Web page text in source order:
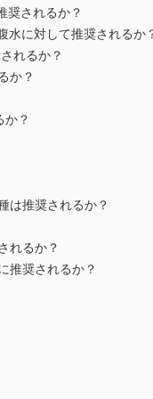
されるか？
に対して推奨されるか
れるか？
か？
？
推奨されるか？
れるか？
奨されるか？